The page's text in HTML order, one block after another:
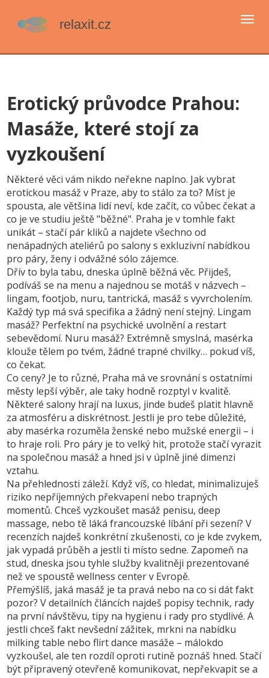
Erotický průvodce Prahou:
Masáže, které stojí za
vyzkoušení
Některé věci vám nikdo neřekne naplno. Jak vybrat
erotickou masáž v Praze, aby to stálo za to? Míst je
spousta, ale většina lidí neví, kde začít, co vůbec čekat a
co je ve studiu ještě "běžné". Praha je v tomhle fakt
unikát – stačí pár kliků a najdete všechno od
nenápadných ateliérů po salony s exkluzivní nabídkou
pro páry, ženy i odvážné sólo zájemce.
Dřív to byla tabu, dneska úplně běžná věc. Přijdeš,
podíváš se na menu a najednou se motáš v názvech –
lingam, footjob, nuru, tantrická, masáž s vyvrcholením.
Každý typ má svá specifika a žádný není stejný. Lingam
masáž? Perfektní na psychické uvolnění a restart
sebevědomí. Nuru masáž? Extrémně smyslná, masérka
klouže tělem po tvém, žádné trapné chvilky… pokud víš,
co čekat.
Co ceny? Je to různé, Praha má ve srovnání s ostatními
městy lepší výběr, ale taky hodně rozptyl v kvalitě.
Některé salony hrají na luxus, jinde budeš platit hlavně
za atmosféru a diskrétnost. Jestli je pro tebe důležité,
aby masérka rozuměla ženské nebo mužské energii – i
to hraje roli. Pro páry je to velký hit, protože stačí vyrazit
na společnou masáž a hned jsi v úplně jiné dimenzi
vztahu.
Na přehlednosti záleží. Když víš, co hledat, minimalizuješ
riziko nepříjemných překvapení nebo trapných
momentů. Chceš vyzkoušet masáž penisu, deep
massage, nebo tě láká francouzské líbání při sezení? V
recenzích najdeš konkrétní zkušenosti, co je kde zvykem,
jak vypadá průběh a jestli ti místo sedne. Zapomeň na
stud, dneska jsou tyhle služby kvalitněji prezentované
než ve spoustě wellness center v Evropě.
Přemýšlíš, jaká masáž je ta pravá nebo na co si dát fakt
pozor? V detailních článcích najdeš popisy technik, rady
na první návštěvu, tipy na hygienu i rady pro stydlivé. A
jestli chceš fakt nevšední zážitek, mrkni na nabídku
milking table nebo flirt dance masáže – málokdo
vyzkoušel, ale ten rozdíl oproti rutině poznáš hned. Stačí
být připravený otevřeně komunikovat, nepřekvapit se a